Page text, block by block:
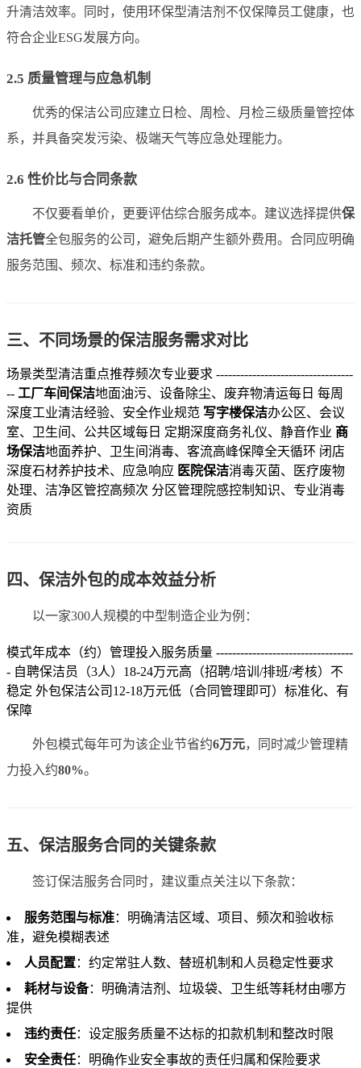
升清洁效率。同时，使用环保型清洁剂不仅保障员工健康，也
符合企业ESG发展方向。
2.5 质量管理与应急机制
优秀的保洁公司应建立日检、周检、月检三级质量管控体
系，并具备突发污染、极端天气等应急处理能力。
2.6 性价比与合同条款
不仅要看单价，更要评估综合服务成本。建议选择提供保
洁托管全包服务的公司，避免后期产生额外费用。合同应明确
服务范围、频次、标准和违约条款。
三、不同场景的保洁服务需求对比
场景类型清洁重点推荐频次专业要求 ----------------------------------
-- 工厂车间保洁地面油污、设备除尘、废弃物清运每日 每周
深度工业清洁经验、安全作业规范 写字楼保洁办公区、会议
室、卫生间、公共区域每日 定期深度商务礼仪、静音作业 商
场保洁地面养护、卫生间消毒、客流高峰保障全天循环 闭店
深度石材养护技术、应急响应 医院保洁消毒灭菌、医疗废物
处理、洁净区管控高频次 分区管理院感控制知识、专业消毒
资质
四、保洁外包的成本效益分析
以一家300人规模的中型制造企业为例：
模式年成本（约）管理投入服务质量 ----------------------------------
- 自聘保洁员（3人）18-24万元高（招聘/培训/排班/考核）不
稳定 外包保洁公司12-18万元低（合同管理即可）标准化、有
保障
外包模式每年可为该企业节省约6万元，同时减少管理精
力投入约80%。
五、保洁服务合同的关键条款
签订保洁服务合同时，建议重点关注以下条款：
服务范围与标准：明确清洁区域、项目、频次和验收标
准，避免模糊表述
人员配置：约定常驻人数、替班机制和人员稳定性要求
耗材与设备：明确清洁剂、垃圾袋、卫生纸等耗材由哪方
提供
违约责任：设定服务质量不达标的扣款机制和整改时限
安全责任：明确作业安全事故的责任归属和保险要求